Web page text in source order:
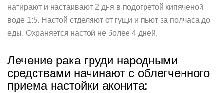
натирают и настаивают 2 дня в подогретой кипяченой
воде 1:5. Настой отделяют от гущи и пьют за полчаса до
еды. Охраняется настой не более 4 дней.
Лечение рака груди народными
средствами начинают с облегченного
приема настойки аконита: